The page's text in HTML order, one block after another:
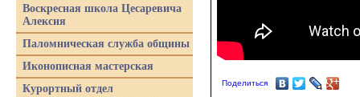
Поделиться
Воскресная школа Цесаревича
Алексия
Паломническая служба общины
Иконописная мастерская
Курортный отдел